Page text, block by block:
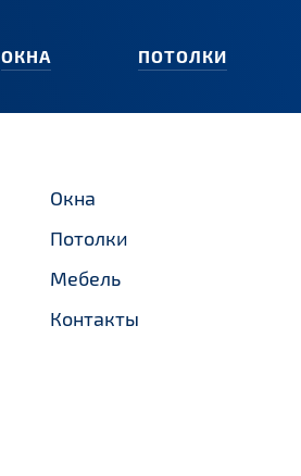
ОКНА ПОТОЛКИ
Окна
Потолки
Мебель
Контакты